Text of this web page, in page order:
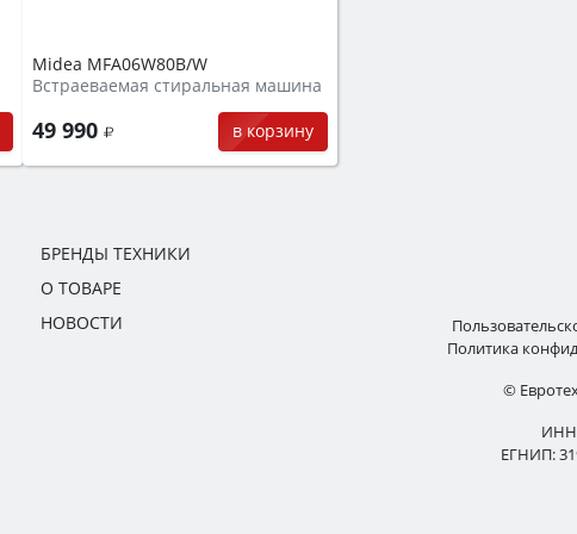
Midea MFA06W80B/W
Встраеваемая стиральная машина
49 990 в корзину
БРЕНДЫ ТЕХНИКИ
О ТОВАРЕ
НОВОСТИ
Политика
©
ЕГНИП: